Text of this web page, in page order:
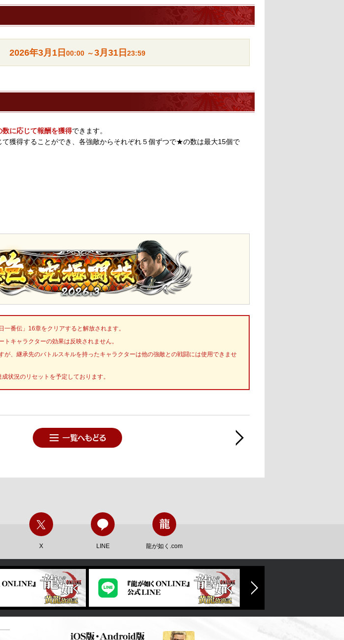
2026年3月1日 00:00 ～3月31日 23:59
に応じて報酬を獲得できます。
獲得することができ、各強敵からそれぞれ５個ずつで★の数は最大15個で
番伝」16章をクリアすると解放されます。
トキャラクターの効果は反映されません。
が、継承先のバトルスキルを持ったキャラクターは他の強敵との戦闘には使用できませ
状況のリセットを予定しております。
X LINE 龍が如く.com